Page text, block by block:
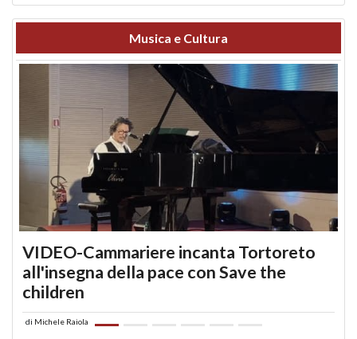
Musica e Cultura
VIDEO-Cammariere incanta Tortoreto
all'insegna della pace con Save the
children
di Michele Raiola